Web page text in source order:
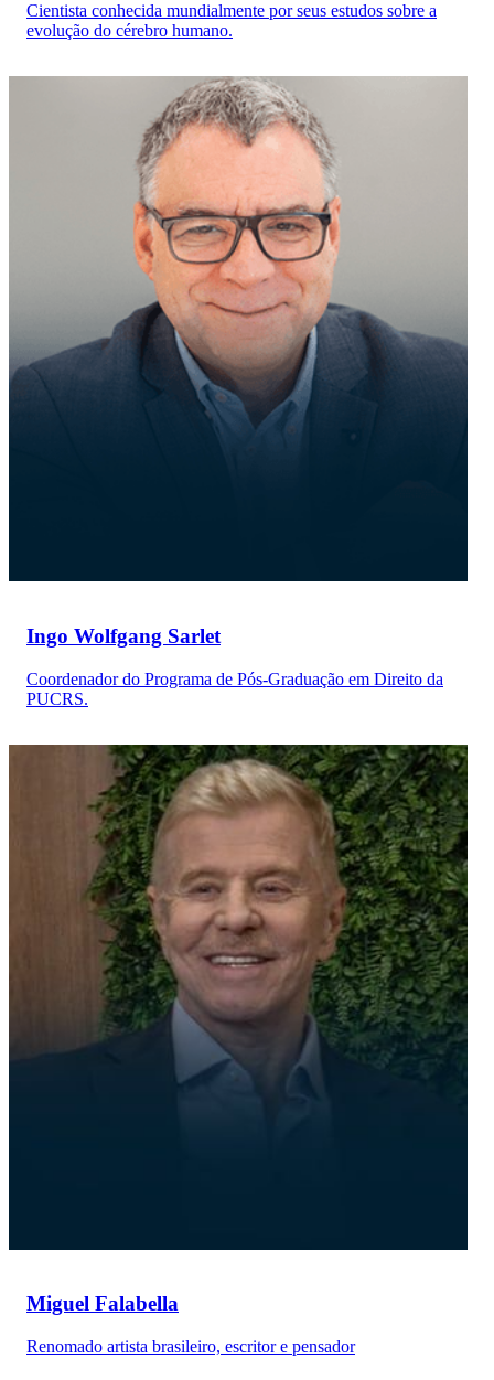
Cientista conhecida mundialmente por seus estudos sobre a
evolução do cérebro humano.
Ingo Wolfgang Sarlet
Coordenador do Programa de Pós-Graduação em Direito da
PUCRS.
Miguel Falabella
Renomado artista brasileiro, escritor e pensador